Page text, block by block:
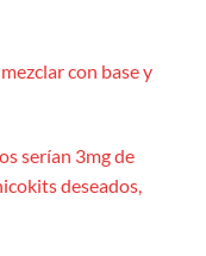
con base y
serían 3mg de
deseados,